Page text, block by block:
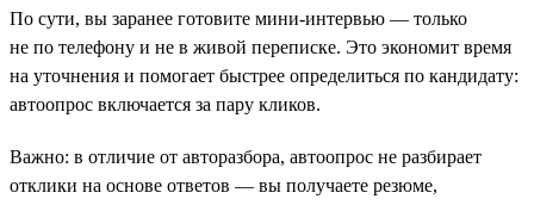
По сути, вы заранее готовите мини-интервью — только
не по телефону и не в живой переписке. Это экономит время
на уточнения и помогает быстрее определиться по кандидату:
автоопрос включается за пару кликов.
Важно: в отличие от авторазбора, автоопрос не разбирает
отклики на основе ответов — вы получаете резюме,